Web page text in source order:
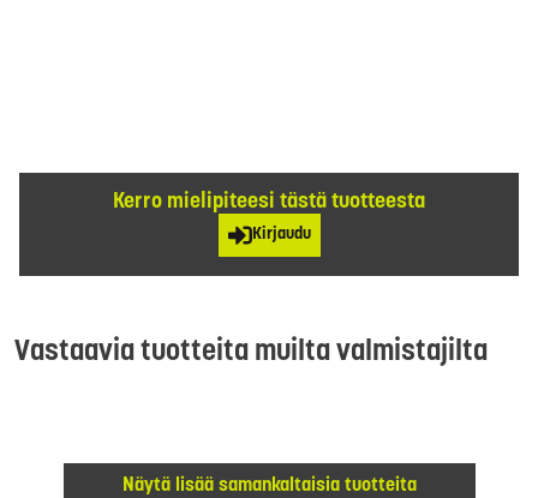
Kerro mielipiteesi tästä tuotteesta
Kirjaudu
Vastaavia tuotteita muilta valmistajilta
Näytä lisää samankaltaisia tuotteita